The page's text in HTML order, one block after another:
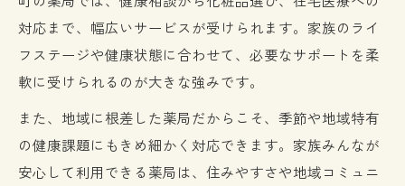
対応まで、幅広いサービスが受けられます。家族のライ
フステージや健康状態に合わせて、必要なサポートを柔
軟に受けられるのが大きな強みです。
また、地域に根差した薬局だからこそ、季節や地域特有
の健康課題にもきめ細かく対応できます。家族みんなが
安心して利用できる薬局は、住みやすさや地域コミュニ